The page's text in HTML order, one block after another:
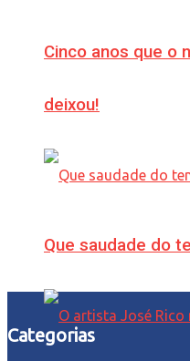
Cinco anos que o
deixou!
Que saudade do
Categorias